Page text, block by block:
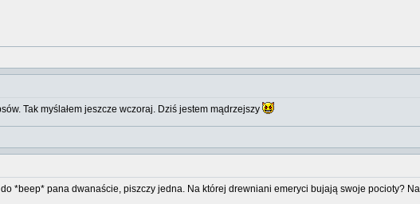
Tak myślałem jeszcze wczoraj. Dziś jestem mądrzejszy
*beep* pana dwanaście, piszczy jedna. Na której drewniani emeryci bujają swoje pocioty?